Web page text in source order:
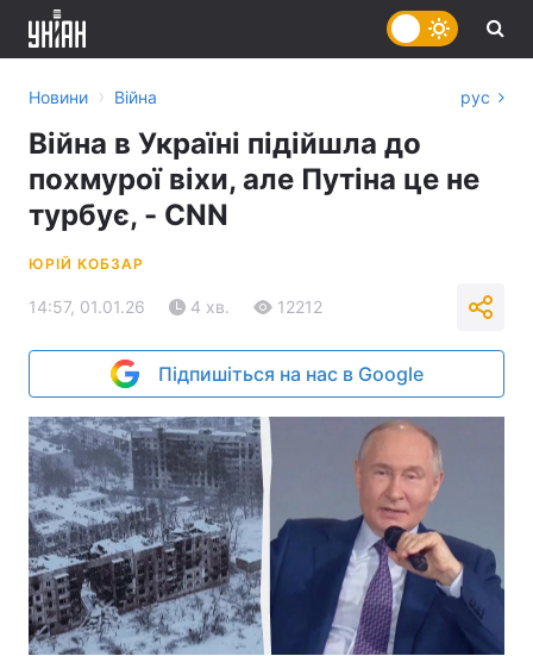
Новини › Війна рус
Війна в Україні підійшла до
похмурої віхи, але Путіна це не
турбує, - CNN
ЮРІЙ КОБЗАР
14:57, 01.01.26 4 хв. 12212
Підпишіться на нас в Google